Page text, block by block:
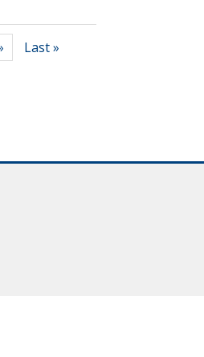
Last »